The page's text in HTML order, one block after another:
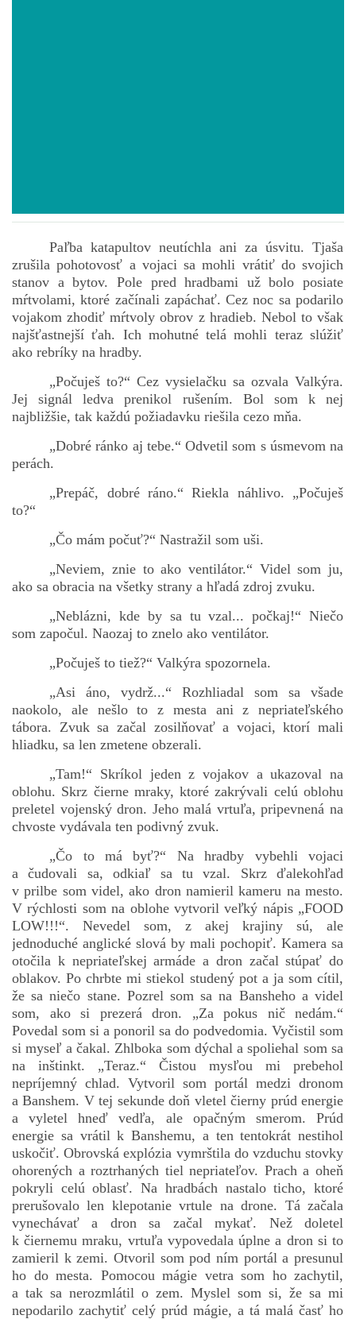
VÍLA NA BRONZOVEJ ULICI
VLČÍ MOR
bludicka.cirezlo@gmail.com
Príbehy a poviedky na tejto stránke sú duševným
Paľba katapultov neutíchla ani za úsvitu. Tjaša
zrušila pohotovosť a vojaci sa mohli vrátiť do svojich
stanov a bytov. Pole pred hradbami už bolo posiate
mŕtvolami, ktoré začínali zapáchať. Cez noc sa podarilo
vojakom zhodiť mŕtvoly obrov z hradieb. Nebol to však
najšťastnejší ťah. Ich mohutné telá mohli teraz slúžiť
ako rebríky na hradby.
„Počuješ to?“ Cez vysielačku sa ozvala Valkýra.
Jej signál ledva prenikol rušením. Bol som k nej
najbližšie, tak každú požiadavku riešila cezo mňa.
„Dobré ránko aj tebe.“ Odvetil som s úsmevom na
perách.
„Prepáč, dobré ráno.“ Riekla náhlivo. „Počuješ
to?“
„Čo mám počuť?“ Nastražil som uši.
„Neviem, znie to ako ventilátor.“ Videl som ju,
ako sa obracia na všetky strany a hľadá zdroj zvuku.
„Neblázni, kde by sa tu vzal... počkaj!“ Niečo
som započul. Naozaj to znelo ako ventilátor.
„Počuješ to tiež?“ Valkýra spozornela.
„Asi áno, vydrž...“ Rozhliadal som sa všade
naokolo, ale nešlo to z mesta ani z nepriateľského
tábora. Zvuk sa začal zosilňovať a vojaci, ktorí mali
hliadku, sa len zmetene obzerali.
„Tam!“ Skríkol jeden z vojakov a ukazoval na
oblohu. Skrz čierne mraky, ktoré zakrývali celú oblohu
preletel vojenský dron. Jeho malá vrtuľa, pripevnená na
chvoste vydávala ten podivný zvuk.
„Čo to má byť?“ Na hradby vybehli vojaci
a čudovali sa, odkiaľ sa tu vzal. Skrz ďalekohľad
v prilbe som videl, ako dron namieril kameru na mesto.
V rýchlosti som na oblohe vytvoril veľký nápis „FOOD
LOW!!!“. Nevedel som, z akej krajiny sú, ale
jednoduché anglické slová by mali pochopiť. Kamera sa
otočila k nepriateľskej armáde a dron začal stúpať do
oblakov. Po chrbte mi stiekol studený pot a ja som cítil,
že sa niečo stane. Pozrel som sa na Bansheho a videl
som, ako si prezerá dron. „Za pokus nič nedám.“
Povedal som si a ponoril sa do podvedomia. Vyčistil som
si myseľ a čakal. Zhlboka som dýchal a spoliehal som sa
na inštinkt. „Teraz.“ Čistou mysľou mi prebehol
nepríjemný chlad. Vytvoril som portál medzi dronom
a Banshem. V tej sekunde doň vletel čierny prúd energie
a vyletel hneď vedľa, ale opačným smerom. Prúd
energie sa vrátil k Banshemu, a ten tentokrát nestihol
uskočiť. Obrovská explózia vymrštila do vzduchu stovky
ohorených a roztrhaných tiel nepriateľov. Prach a oheň
pokryli celú oblasť. Na hradbách nastalo ticho, ktoré
prerušovalo len klepotanie vrtule na drone. Tá začala
vynechávať a dron sa začal mykať. Než doletel
k čiernemu mraku, vrtuľa vypovedala úplne a dron si to
zamieril k zemi. Otvoril som pod ním portál a presunul
ho do mesta. Pomocou mágie vetra som ho zachytil,
a tak sa nerozmlátil o zem. Myslel som si, že sa mi
nepodarilo zachytiť celý prúd mágie, a tá malá časť ho